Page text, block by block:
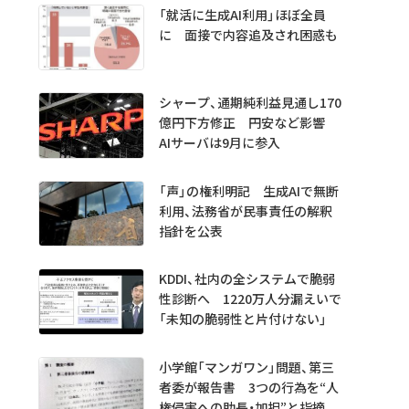
「就活に生成AI利用」ほぼ全員
に 面接で内容追及され困惑も
シャープ、通期純利益見通し170
億円下方修正 円安など影響
AIサーバは9月に参入
「声」の権利明記 生成AIで無断
利用、法務省が民事責任の解釈
指針を公表
KDDI、社内の全システムで脆弱
性診断へ 1220万人分漏えいで
「未知の脆弱性と片付けない」
小学館「マンガワン」問題、第三
者委が報告書 3つの行為を“人